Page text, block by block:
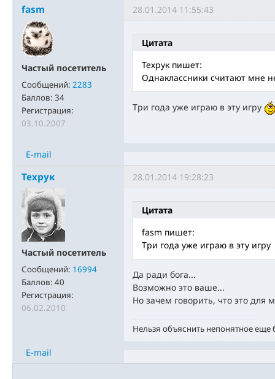
fasm
Частый посетитель
Сообщений: 2283
Баллов: 34
Регистрация:
03.10.2007
28.01.2014 11:55:43
Цитата
Техрук пишет:
Однаклассники считают мне
Три года уже играю в эту игру
E-mail
Техрук
Частый посетитель
Сообщений: 16994
Баллов: 40
Регистрация:
06.02.2010
28.01.2014 19:28:23
Цитата
fasm пишет:
Три года уже играю в эту игру
Да ради бога...
Возможно это ваше...
Но зачем говорить, что это для
Нельзя объяснить непонятное
E-mail